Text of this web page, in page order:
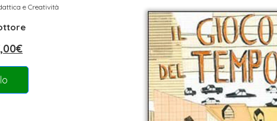
e Creatività
€